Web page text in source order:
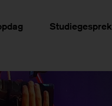
Studiegesprek